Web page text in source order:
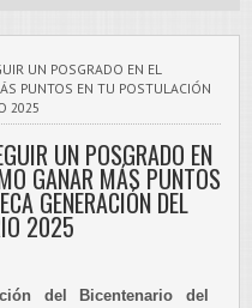
UN POSGRADO EN EL
PUNTOS EN TU POSTULACIÓN
2025
UN POSGRADO EN
GANAR MÁS PUNTOS
GENERACIÓN DEL
2025
del Bicentenario del